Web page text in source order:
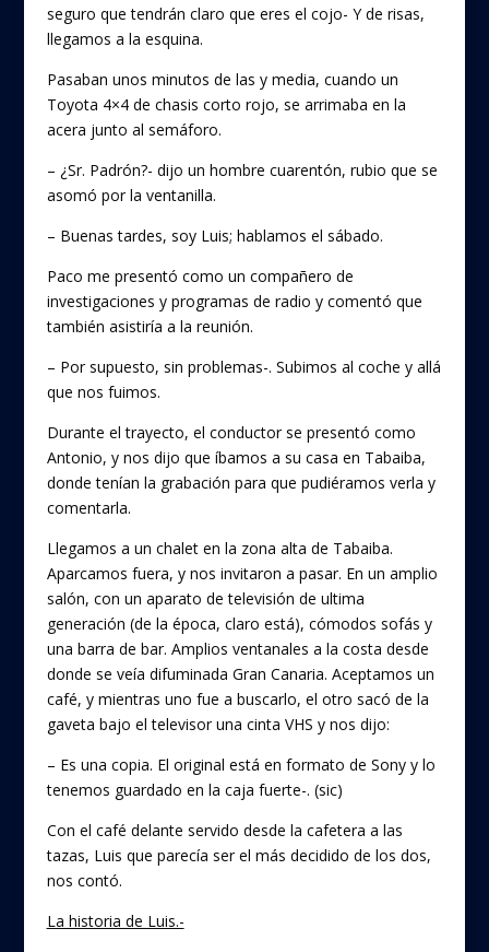
seguro que tendrán claro que eres el cojo- Y de risas,
llegamos a la esquina.
Pasaban unos minutos de las y media, cuando un
Toyota 4×4 de chasis corto rojo, se arrimaba en la
acera junto al semáforo.
– ¿Sr. Padrón?- dijo un hombre cuarentón, rubio que se
asomó por la ventanilla.
– Buenas tardes, soy Luis; hablamos el sábado.
Paco me presentó como un compañero de
investigaciones y programas de radio y comentó que
también asistiría a la reunión.
– Por supuesto, sin problemas-. Subimos al coche y allá
que nos fuimos.
Durante el trayecto, el conductor se presentó como
Antonio, y nos dijo que íbamos a su casa en Tabaiba,
donde tenían la grabación para que pudiéramos verla y
comentarla.
Llegamos a un chalet en la zona alta de Tabaiba.
Aparcamos fuera, y nos invitaron a pasar. En un amplio
salón, con un aparato de televisión de ultima
generación (de la época, claro está), cómodos sofás y
una barra de bar. Amplios ventanales a la costa desde
donde se veía difuminada Gran Canaria. Aceptamos un
café, y mientras uno fue a buscarlo, el otro sacó de la
gaveta bajo el televisor una cinta VHS y nos dijo:
– Es una copia. El original está en formato de Sony y lo
tenemos guardado en la caja fuerte-. (sic)
Con el café delante servido desde la cafetera a las
tazas, Luis que parecía ser el más decidido de los dos,
nos contó.
La historia de Luis.-